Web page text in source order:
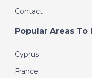
Contact
Popular Areas To
Cyprus
France